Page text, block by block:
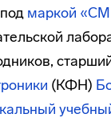
под маркой
(КФН)